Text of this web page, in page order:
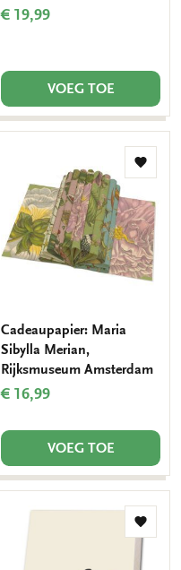
€ 19,99
VOEG TOE
Cadeaupapier: Maria
Sibylla Merian,
Rijksmuseum Amsterdam
€ 16,99
VOEG TOE
aan